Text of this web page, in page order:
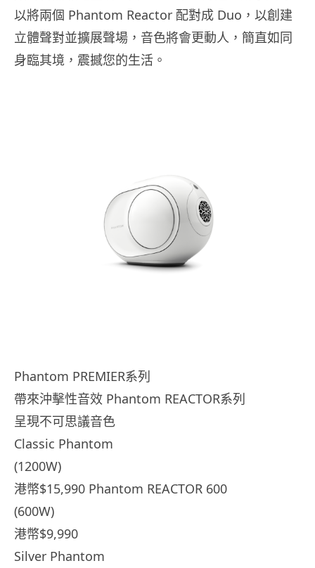
以將兩個 Phantom Reactor 配對成 Duo，以創建
立體聲對並擴展聲場，音色將會更動人，簡直如同
身臨其境，震撼您的生活。
Phantom PREMIER系列
帶來沖擊性音效 Phantom REACTOR系列
呈現不可思議音色
Classic Phantom
(1200W)
港幣$15,990 Phantom REACTOR 600
(600W)
港幣$9,990
Silver Phantom